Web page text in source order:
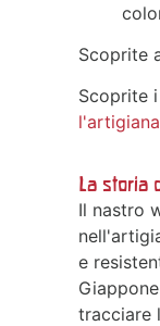
Scoprite
Scoprite
La storia
Il nastro
e
tracciare